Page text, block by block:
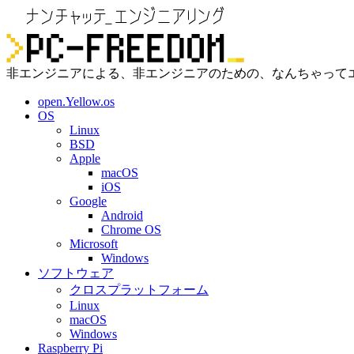
非エンジニアによる、非エンジニアのための、なんちゃって
open.Yellow.os
OS
Linux
BSD
Apple
macOS
iOS
Google
Android
Chrome OS
Microsoft
Windows
ソフトウェア
クロスプラットフォーム
Linux
macOS
Windows
Raspberry Pi